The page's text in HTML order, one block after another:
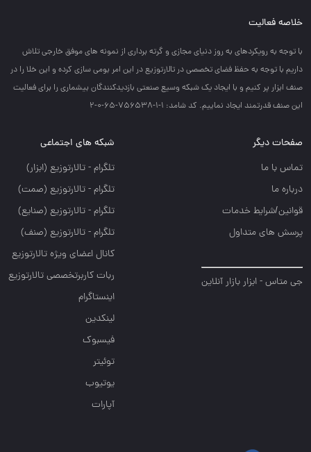
خلاصه فعالیت
با توجه به رويكردهاي به روز دنياي مجازي و گرته برداري از نمونه هاي موفق خارجي تلاش
داريم با توجه به حفظ فضاي تخصصي در تالارتوزيع در اين امر بومي سازي كرده و اين خلا را در
صنف ابزار پر كنيم و با ايجاد يك شبكه وسيع صنعتي بازديدكنندگان بيشماري را براي فعاليت
اين صنف قدرتمند ايجاد نماييم. کد شامد: 1-1-756538-65-0-2
صفحات دیگر
تماس با ما
درباره ما
قوانین/شرایط خدمات
پرسش های متداول
جی متاس - ابزار بازار آنلاین
شبکه های اجتماعی
تلگرام - تالارتوزيع (ابزار)
تلگرام - تالارتوزيع (صمت)
تلگرام - تالارتوزيع (صنايع)
تلگرام - تالارتوزیع (صنف)
کانال اعضای ویژه تالارتوزیع
ربات کاربرتخصصی تالارتوزیع
اینستاگرام
لینکدین
فیسبوک
توئیتر
یوتیوب
آپارات